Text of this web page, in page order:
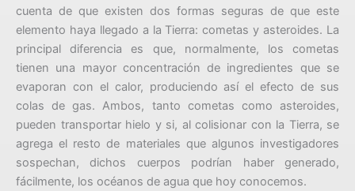
cuenta de que existen dos formas seguras de que este
elemento haya llegado a la Tierra: cometas y asteroides. La
principal diferencia es que, normalmente, los cometas
tienen una mayor concentración de ingredientes que se
evaporan con el calor, produciendo así el efecto de sus
colas de gas. Ambos, tanto cometas como asteroides,
pueden transportar hielo y si, al colisionar con la Tierra, se
agrega el resto de materiales que algunos investigadores
sospechan, dichos cuerpos podrían haber generado,
fácilmente, los océanos de agua que hoy conocemos.